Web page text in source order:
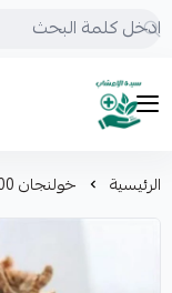
mrs.grasses
الرئيسية خولنجان 200 جرام